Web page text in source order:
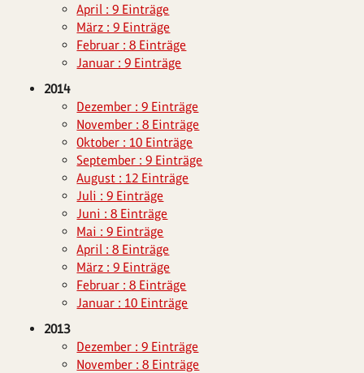
April : 9 Einträge
März : 9 Einträge
Februar : 8 Einträge
Januar : 9 Einträge
2014
Dezember : 9 Einträge
November : 8 Einträge
Oktober : 10 Einträge
September : 9 Einträge
August : 12 Einträge
Juli : 9 Einträge
Juni : 8 Einträge
Mai : 9 Einträge
April : 8 Einträge
März : 9 Einträge
Februar : 8 Einträge
Januar : 10 Einträge
2013
Dezember : 9 Einträge
November : 8 Einträge